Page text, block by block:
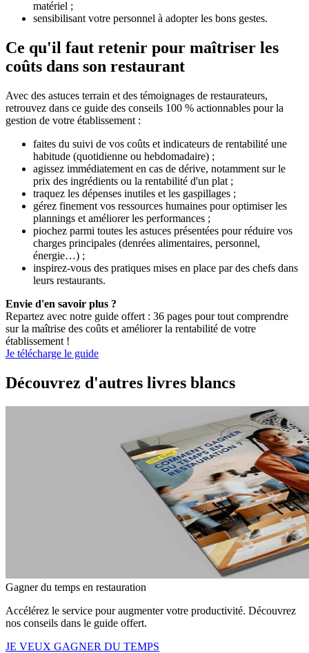
matériel ;
sensibilisant votre personnel à adopter les bons gestes.
Ce qu'il faut retenir pour maîtriser les
coûts dans son restaurant
Avec des astuces terrain et des témoignages de restaurateurs,
retrouvez dans ce guide des conseils 100 % actionnables pour la
gestion de votre établissement :
faites du suivi de vos coûts et indicateurs de rentabilité une
habitude (quotidienne ou hebdomadaire) ;
agissez immédiatement en cas de dérive, notamment sur le
prix des ingrédients ou la rentabilité d'un plat ;
traquez les dépenses inutiles et les gaspillages ;
gérez finement vos ressources humaines pour optimiser les
plannings et améliorer les performances ;
piochez parmi toutes les astuces présentées pour réduire vos
charges principales (denrées alimentaires, personnel,
énergie…) ;
inspirez-vous des pratiques mises en place par des chefs dans
leurs restaurants.
Envie d'en savoir plus ?
Repartez avec notre guide offert : 36 pages pour tout comprendre
sur la maîtrise des coûts et améliorer la rentabilité de votre
établissement !
Je télécharge le guide
Découvrez d'autres livres blancs
Gagner du temps en restauration
Accélérez le service pour augmenter votre productivité. Découvrez
nos conseils dans le guide offert.
JE VEUX GAGNER DU TEMPS